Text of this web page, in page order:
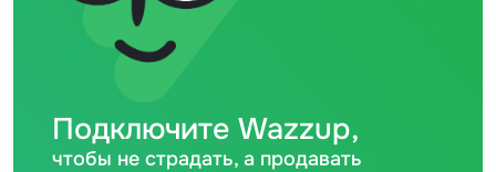
Подключите Wazzup,
чтобы не страдать, а продавать